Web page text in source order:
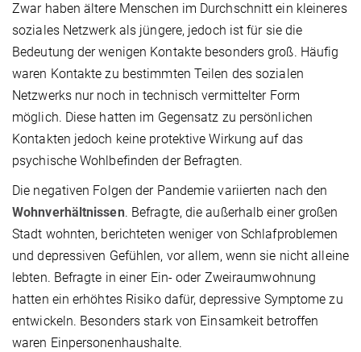
Zwar haben ältere Menschen im Durchschnitt ein kleineres
soziales Netzwerk als jüngere, jedoch ist für sie die
Bedeutung der wenigen Kontakte besonders groß. Häufig
waren Kontakte zu bestimmten Teilen des sozialen
Netzwerks nur noch in technisch vermittelter Form
möglich. Diese hatten im Gegensatz zu persönlichen
Kontakten jedoch keine protektive Wirkung auf das
psychische Wohlbefinden der Befragten.
Die negativen Folgen der Pandemie variierten nach den
Wohnverhältnissen. Befragte, die außerhalb einer großen
Stadt wohnten, berichteten weniger von Schlafproblemen
und depressiven Gefühlen, vor allem, wenn sie nicht alleine
lebten. Befragte in einer Ein- oder Zweiraumwohnung
hatten ein erhöhtes Risiko dafür, depressive Symptome zu
entwickeln. Besonders stark von Einsamkeit betroffen
waren Einpersonenhaushalte.